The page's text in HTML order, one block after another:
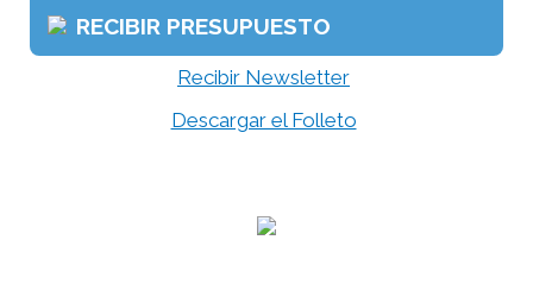
RECIBIR PRESUPUESTO
Recibir Newsletter
Descargar el Folleto